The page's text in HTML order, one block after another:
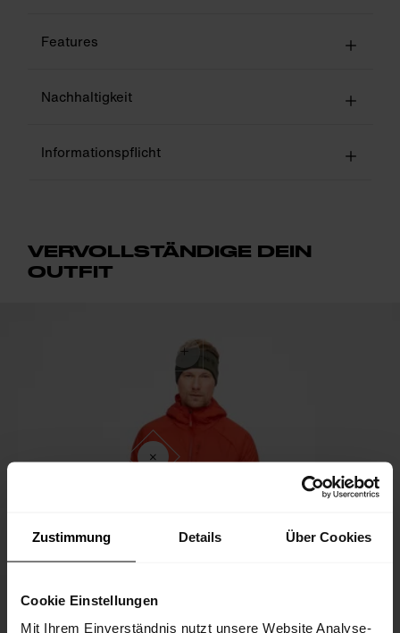
Zustimmung Details Über Cookies
Cookie Einstellungen
Mit Ihrem Einverständnis nutzt unsere Website Analyse-
Features
Nachhaltigkeit
Informationspflicht
VERVOLLSTÄNDIGE DEIN
OUTFIT